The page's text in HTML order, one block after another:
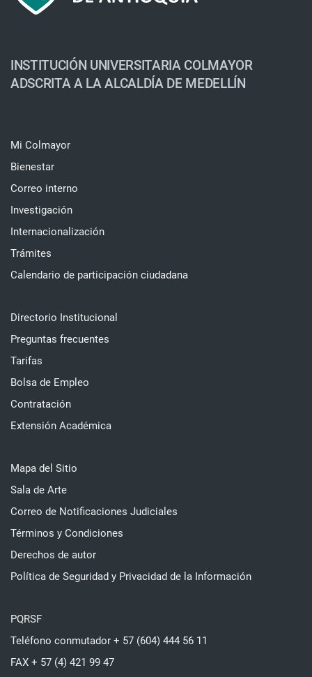
INSTITUCIÓN UNIVERSITARIA COLMAYOR
ADSCRITA A LA ALCALDÍA DE MEDELLÍN
Mi Colmayor
Bienestar
Correo interno
Investigación
Internacionalización
Trámites
Calendario de participación ciudadana
Directorio Institucional
Preguntas frecuentes
Tarifas
Bolsa de Empleo
Contratación
Extensión Académica
Mapa del Sitio
Sala de Arte
Correo de Notificaciones Judiciales
Términos y Condiciones
Derechos de autor
Política de Seguridad y Privacidad de la Información
PQRSF
Teléfono conmutador + 57 (604) 444 56 11
FAX + 57 (4) 421 99 47